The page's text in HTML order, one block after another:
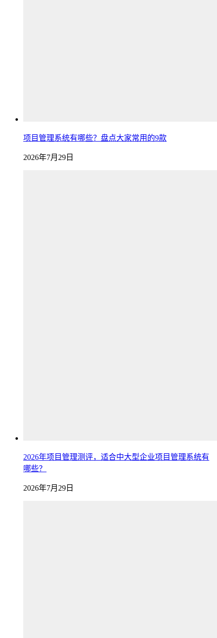
项目管理系统有哪些？盘点大家常用的9款
2026年7月29日
2026年项目管理测评，适合中大型企业项目管理系统有
哪些？
2026年7月29日